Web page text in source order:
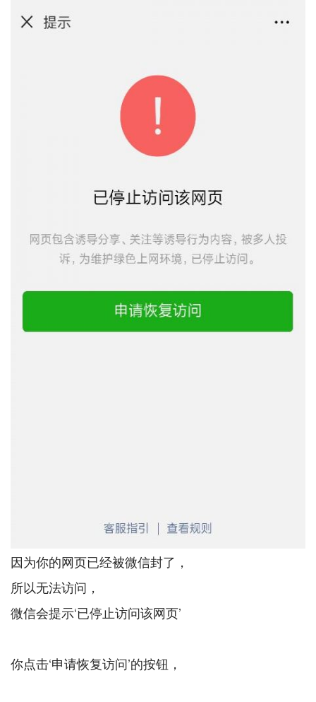
因为你的网页已经被微信封了，
所以无法访问，
微信会提示‘已停止访问该网页’
你点击‘申请恢复访问’的按钮，